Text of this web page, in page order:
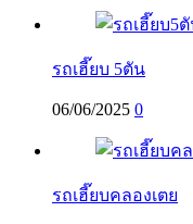
รถเฮี๊ยบ 5ตัน
06/06/2025 0
รถเฮี๊ยบคลองเตย